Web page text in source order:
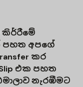
කිර්‍රීමේ
අපගේ
කර
එක පහත
නැරඹීමට